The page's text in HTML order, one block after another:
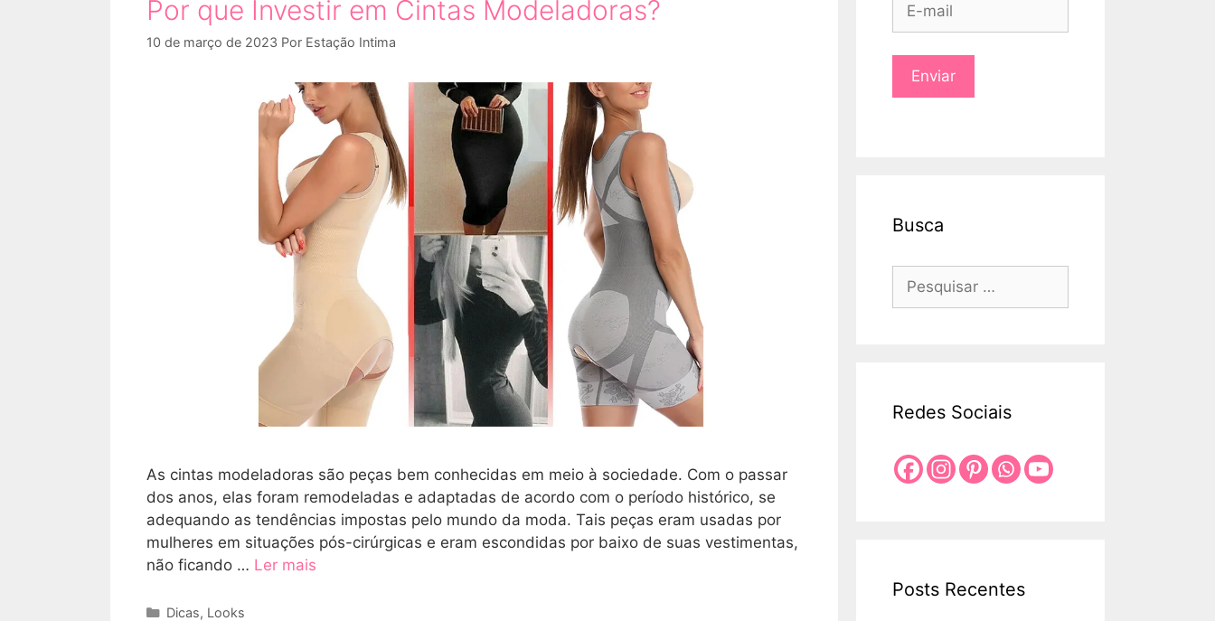
Por que Investir em Cintas Modeladoras?
10 de março de 2023 Por Estação Intima
As cintas modeladoras são peças bem conhecidas em meio à sociedade. Com o passar
dos anos, elas foram remodeladas e adaptadas de acordo com o período histórico, se
adequando as tendências impostas pelo mundo da moda. Tais peças eram usadas por
mulheres em situações pós-cirúrgicas e eram escondidas por baixo de suas vestimentas,
não ficando … Ler mais
Categorias
Dicas, Looks
Busca
por:
Redes Sociais
Posts Recentes